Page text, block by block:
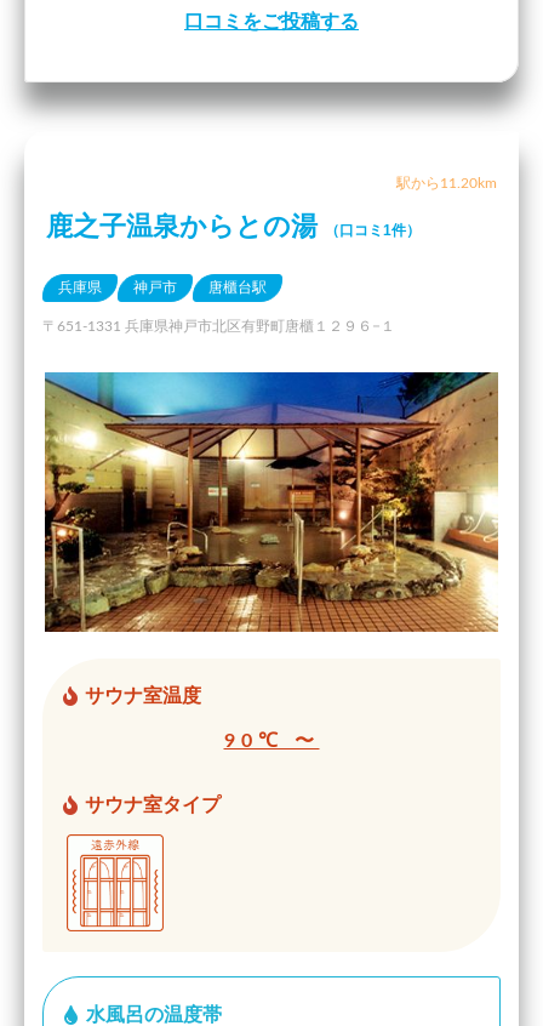
口コミをご投稿する
駅から11.20km
鹿之子温泉からとの湯 （口コミ1件）
兵庫県 神戸市 唐櫃台駅
〒651-1331 兵庫県神戸市北区有野町唐櫃１２９６−１
サウナ室温度
90℃ 〜
サウナ室タイプ
水風呂の温度帯